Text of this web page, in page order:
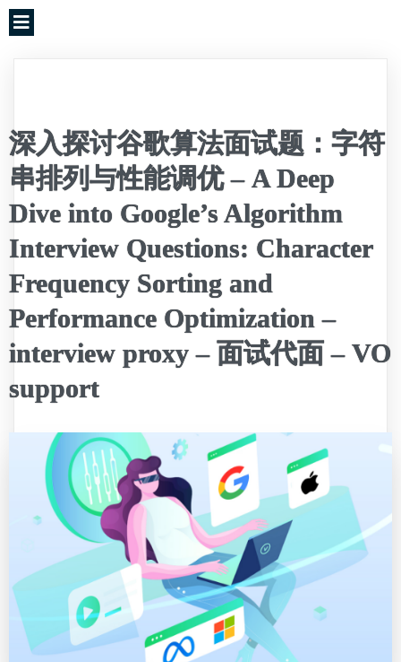
深入探讨谷歌算法面试题：字符
串排列与性能调优 – A Deep
Dive into Google’s Algorithm
Interview Questions: Character
Frequency Sorting and
Performance Optimization –
interview proxy – 面试代面 – VO
support